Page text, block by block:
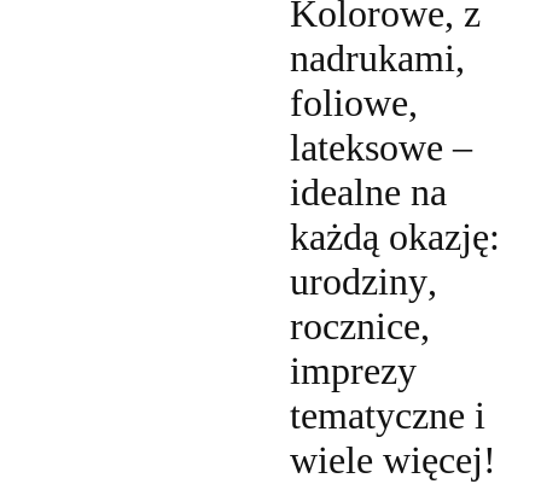
Kolorowe, z
nadrukami,
foliowe,
lateksowe –
idealne na
każdą okazję:
urodziny,
rocznice,
imprezy
tematyczne i
wiele więcej!